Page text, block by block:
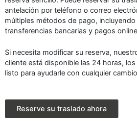
antelación por teléfono o correo
múltiples métodos de pago,
transferencias bancarias y pagos
Si necesita modificar su reserva,
cliente está disponible las 24 horas,
listo para ayudarle con cualquier
Reserve su traslado ahora